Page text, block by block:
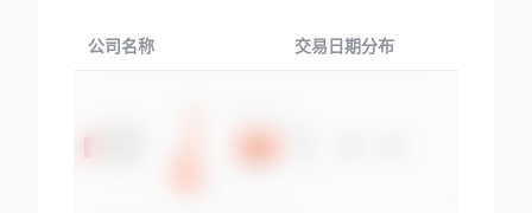
公司名称 交易日期分布